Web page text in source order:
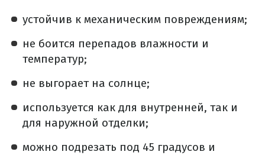
устойчив к механическим повреждениям;
не боится перепадов влажности и
температур;
не выгорает на солнце;
используется как для внутренней, так и
для наружной отделки;
можно подрезать под 45 градусов и